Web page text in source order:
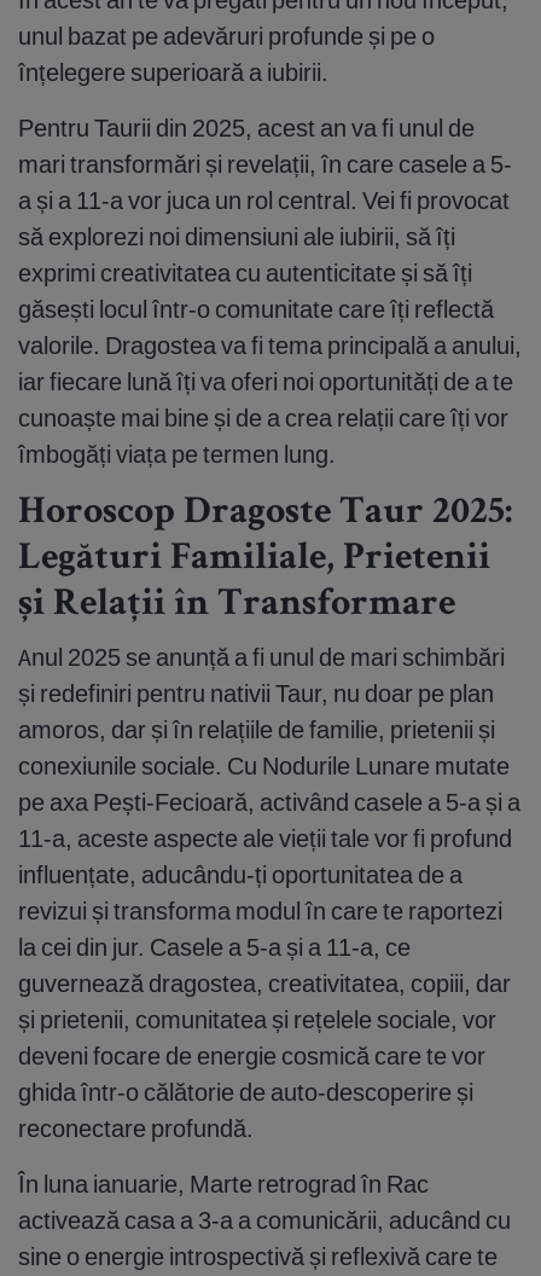
unul bazat pe adevăruri profunde și pe o
înțelegere superioară a iubirii.
Pentru Taurii din 2025, acest an va fi unul de
mari transformări și revelații, în care casele a 5-
a și a 11-a vor juca un rol central. Vei fi provocat
să explorezi noi dimensiuni ale iubirii, să îți
exprimi creativitatea cu autenticitate și să îți
găsești locul într-o comunitate care îți reflectă
valorile. Dragostea va fi tema principală a anului,
iar fiecare lună îți va oferi noi oportunități de a te
cunoaște mai bine și de a crea relații care îți vor
îmbogăți viața pe termen lung.
Horoscop Dragoste Taur 2025:
Legături Familiale, Prietenii
și Relații în Transformare
Anul 2025 se anunță a fi unul de mari schimbări
și redefiniri pentru nativii Taur, nu doar pe plan
amoros, dar și în relațiile de familie, prietenii și
conexiunile sociale. Cu Nodurile Lunare mutate
pe axa Pești-Fecioară, activând casele a 5-a și a
11-a, aceste aspecte ale vieții tale vor fi profund
influențate, aducându-ți oportunitatea de a
revizui și transforma modul în care te raportezi
la cei din jur. Casele a 5-a și a 11-a, ce
guvernează dragostea, creativitatea, copiii, dar
și prietenii, comunitatea și rețelele sociale, vor
deveni focare de energie cosmică care te vor
ghida într-o călătorie de auto-descoperire și
reconectare profundă.
În luna ianuarie, Marte retrograd în Rac
activează casa a 3-a a comunicării, aducând cu
sine o energie introspectivă și reflexivă care te